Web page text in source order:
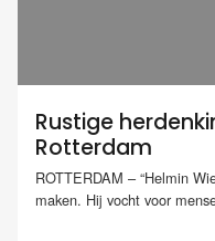
Rustige
Rotterdam
ROTTERDAM – “Helmin
maken. Hij vocht voor